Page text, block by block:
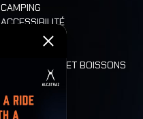
CAMPING
ACCESSIBILITÉ
CASHLESS
ALIMENTATION ET BOISSONS
LONE WOLVES
PLAN